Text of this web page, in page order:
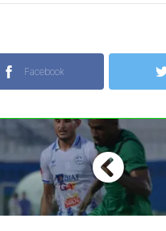
Facebook